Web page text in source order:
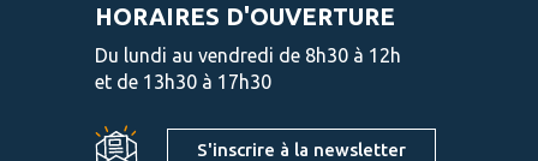
HORAIRES D'OUVERTURE
Du lundi au vendredi de 8h30 à 12h
et de 13h30 à 17h30
S'inscrire à la newsletter